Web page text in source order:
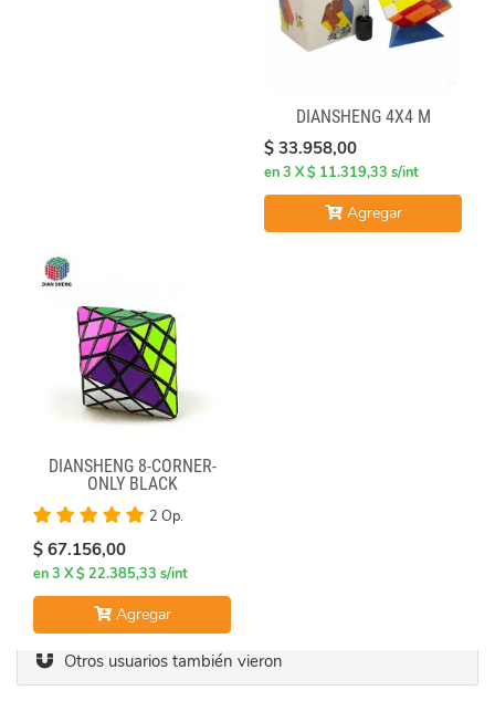
DIANSHENG 4X4 M
$ 33.958,00
en 3 X $ 11.319,33 s/int
Agregar
DIANSHENG 8-CORNER-
ONLY BLACK
2 Op.
$ 67.156,00
en 3 X $ 22.385,33 s/int
Agregar
Otros usuarios también vieron